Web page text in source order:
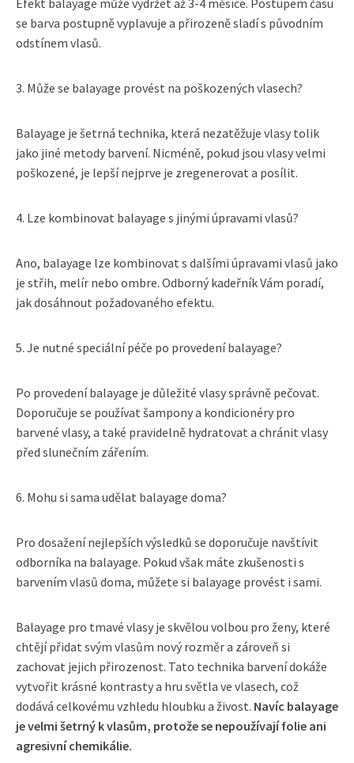
Efekt balayage může vydržet až 3-4 měsíce. Postupem času
se barva postupně vyplavuje a přirozeně sladí s původním
odstínem vlasů.
3. Může se balayage provést na poškozených vlasech?
Balayage je šetrná technika, která nezatěžuje vlasy tolik
jako jiné metody barvení. Nicméně, pokud jsou vlasy velmi
poškozené, je lepší nejprve je zregenerovat a posílit.
4. Lze kombinovat balayage s jinými úpravami vlasů?
Ano, balayage lze kombinovat s dalšími úpravami vlasů jako
je střih, melír nebo ombre. Odborný kadeřník Vám poradí,
jak dosáhnout požadovaného efektu.
5. Je nutné speciální péče po provedení balayage?
Po provedení balayage je důležité vlasy správně pečovat.
Doporučuje se používat šampony a kondicionéry pro
barvené vlasy, a také pravidelně hydratovat a chránit vlasy
před slunečním zářením.
6. Mohu si sama udělat balayage doma?
Pro dosažení nejlepších výsledků se doporučuje navštívit
odborníka na balayage. Pokud však máte zkušenosti s
barvením vlasů doma, můžete si balayage provést i sami.
Balayage pro tmavé vlasy je skvělou volbou pro ženy, které
chtějí přidat svým vlasům nový rozměr a zároveň si
zachovat jejich přirozenost. Tato technika barvení dokáže
vytvořit krásné kontrasty a hru světla ve vlasech, což
dodává celkovému vzhledu hloubku a živost. Navíc balayage
je velmi šetrný k vlasům, protože se nepoužívají folie ani
agresivní chemikálie.